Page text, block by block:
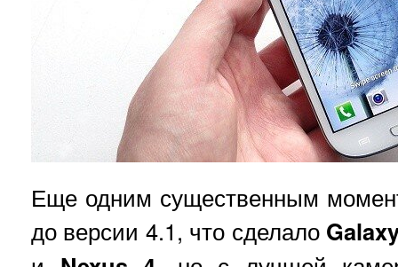
Еще одним существенным
до версии 4.1, что сделало